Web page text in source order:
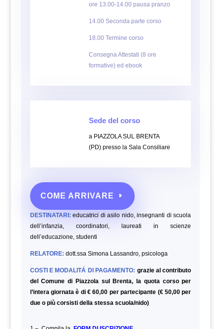
ore 13.00-14.00 pausa pranzo
14.00 Seconda parte corso
18.00 Termine corso
Consegna Attestati (8 ore
formative) ed ebook
Sede del corso
a PIAZZOLA SUL BRENTA
(PD) presso la Sala Consiliare
COME ARRIVARE
DESTINATARI: educatrici di asilo nido, insegnanti di scuola
dell’infanzia, coordinatori, laureati in scienze
dell’educazione, studenti
RELATORE: dott.ssa Simona Lassandro, psicologa
COSTI E MODALITÁ DI PAGAMENTO: grazie al contributo
del Comune di Piazzola sul Brenta, la quota corso per
l’intera giornata è di € 60,00 per partecipante (€ 50,00 per
due o più corsisti della stessa scuola/nido)